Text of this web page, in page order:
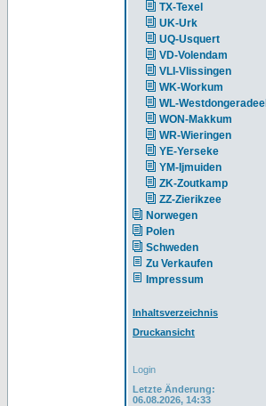
TX-Texel
UK-Urk
UQ-Usquert
VD-Volendam
VLI-Vlissingen
WK-Workum
WL-Westdongeradeel
WON-Makkum
WR-Wieringen
YE-Yerseke
YM-Ijmuiden
ZK-Zoutkamp
ZZ-Zierikzee
Norwegen
Polen
Schweden
Zu Verkaufen
Impressum
Inhaltsverzeichnis
Druckansicht
Login
Letzte Änderung:
06.08.2026, 14:33